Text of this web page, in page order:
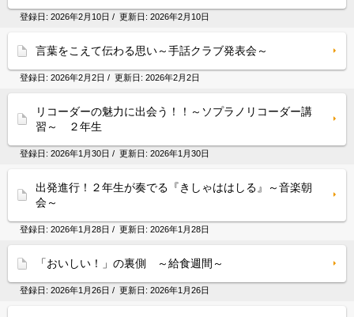
登録日: 2026年2月10日 / 更新日: 2026年2月10日
言葉をこえて伝わる思い～手話クラブ発表会～
登録日: 2026年2月2日 / 更新日: 2026年2月2日
リコーダーの魅力に出会う！！～ソプラノリコーダー講
習～ ２年生
登録日: 2026年1月30日 / 更新日: 2026年1月30日
出発進行！２年生が奏でる『きしゃははしる』～音楽朝
会～
登録日: 2026年1月28日 / 更新日: 2026年1月28日
「おいしい！」の裏側 ～給食週間～
登録日: 2026年1月26日 / 更新日: 2026年1月26日